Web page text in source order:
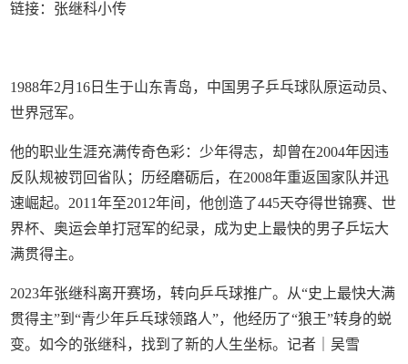
链接： 张继科小传
1988年2月16日生于山东青岛，中国男子乒乓球队原运动员、
世界冠军。
他的职业生涯充满传奇色彩：少年得志，却曾在2004年因违
反队规被罚回省队；历经磨砺后，在2008年重返国家队并迅
速崛起。2011年至2012年间，他创造了445天夺得世锦赛、世
界杯、奥运会单打冠军的纪录，成为史上最快的男子乒坛大
满贯得主。
2023年张继科离开赛场，转向乒乓球推广。从“史上最快大满
贯得主”到“青少年乒乓球领路人”，他经历了“狼王”转身的蜕
变。如今的张继科，找到了新的人生坐标。记者｜吴雪